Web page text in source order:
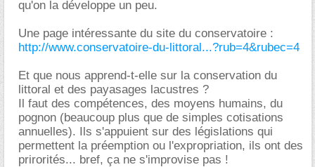
qu'on la développe un peu.
Une page intéressante du site du conservatoire :
http://www.conservatoire-du-littoral...?rub=4&rubec=4
Et que nous apprend-t-elle sur la conservation du
littoral et des payasages lacustres ?
Il faut des compétences, des moyens humains, du
pognon (beaucoup plus que de simples cotisations
annuelles). Ils s'appuient sur des législations qui
permettent la préemption ou l'expropriation, ils ont des
prirorités... bref, ça ne s'improvise pas !